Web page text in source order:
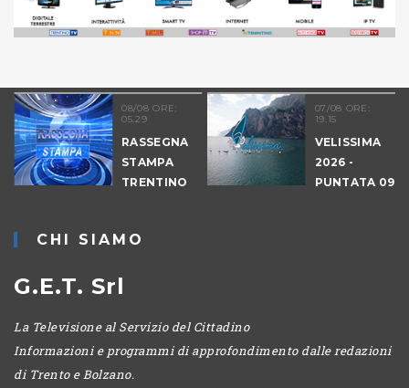
08/08 ORE:
05.29
RASSEGNA
STAMPA
TRENTINO
07/08 ORE:
19.15
VELISSIMA
2026 -
PUNTATA 09
CHI SIAMO
G.E.T. Srl
La Televisione al Servizio del Cittadino
Informazioni e programmi di approfondimento dalle redazioni
di Trento e Bolzano.